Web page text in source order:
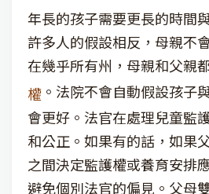
年長的孩子需要更長的時間
許多人的假設相反，母親不
在幾乎所有州，母親和父親
權 。法院不會自動假設孩子
會更好。法官在處理兒童監
和公正。如果有的話，如果
之間決定監護權或養育安排
避免個別法官的偏見。父母